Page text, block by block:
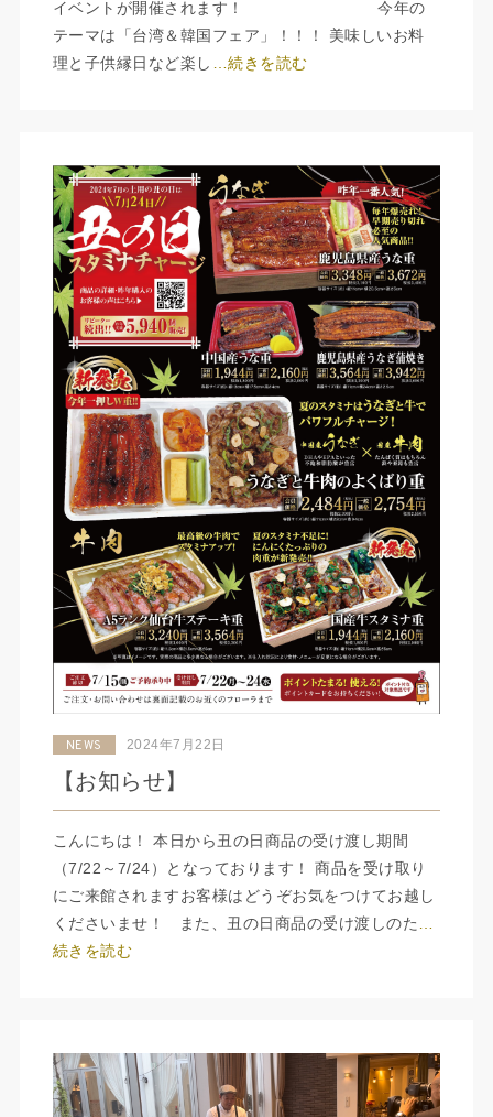
イベントが開催されます！ 今年の
テーマは「台湾＆韓国フェア」！！！ 美味しいお料
理と子供縁日など楽し …続きを読む
NEWS 2024年7月22日
【お知らせ】
こんにちは！ 本日から丑の日商品の受け渡し期間
（7/22～7/24）となっております！ 商品を受け取り
にご来館されますお客様はどうぞお気をつけてお越し
くださいませ！ また、丑の日商品の受け渡しのた
続きを読む